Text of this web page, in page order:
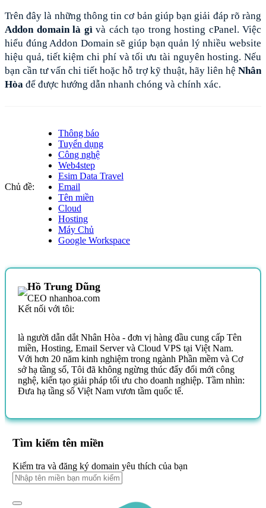
Trên đây là những thông tin cơ bản giúp bạn giải đáp rõ ràng
Addon domain là gì và cách tạo trong hosting cPanel. Việc
hiểu đúng Addon Domain sẽ giúp bạn quản lý nhiều website
hiệu quả, tiết kiệm chi phí và tối ưu tài nguyên hosting. Nếu
bạn cần tư vấn chi tiết hoặc hỗ trợ kỹ thuật, hãy liên hệ Nhân
Hòa để được hướng dẫn nhanh chóng và chính xác.
Chủ đề:
Thông báo
Tuyển dụng
Công nghệ
Web4step
Esim Data Travel
Email
Tên miền
Cloud
Hosting
Máy Chủ
Google Workspace
Hồ Trung Dũng
CEO nhanhoa.com
Kết nối với tôi:
là người dẫn dắt Nhân Hòa - đơn vị hàng đầu cung cấp Tên
miền, Hosting, Email Server và Cloud VPS tại Việt Nam.
Với hơn 20 năm kinh nghiệm trong ngành Phần mềm và Cơ
sở hạ tầng số, Tôi đã không ngừng thúc đẩy đổi mới công
nghệ, kiến tạo giải pháp tối ưu cho doanh nghiệp. Tầm nhìn:
Đưa hạ tầng số Việt Nam vươn tầm quốc tế.
Tìm kiếm tên miền
Kiểm tra và đăng ký domain yêu thích của bạn